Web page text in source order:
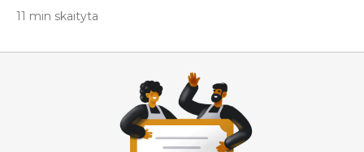
11 min skaityta